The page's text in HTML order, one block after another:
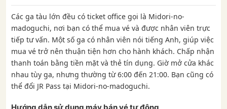
Các ga tàu lớn đều có ticket office gọi là Midori-no-
madoguchi, nơi bạn có thể mua vé và được nhân viên trực
tiếp tư vấn. Một số ga có nhân viên nói tiếng Anh, giúp việc
mua vé trở nên thuận tiện hơn cho hành khách. Chấp nhận
thanh toán bằng tiền mặt và thẻ tín dụng. Giờ mở cửa khác
nhau tùy ga, nhưng thường từ 6:00 đến 21:00. Bạn cũng có
thể đổi JR Pass tại Midori-no-madoguchi.